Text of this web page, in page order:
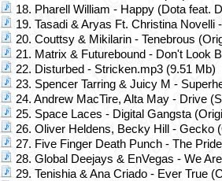
18. Pharell William - Happy (Dota feat.
19. Tasadi & Aryas Ft. Christina
20. Couttsy & Mikilarin - Tenebrous
21. Matrix & Futurebound - Don't Look
22. Disturbed - Stricken.mp3 (9.51 Mb)
23. Spencer Tarring & Juicy M -
24. Andrew MacTire, Alta May - Drive
25. Space Laces - Digital Gangsta
26. Oliver Heldens, Becky Hill - Gecko
27. Five Finger Death Punch - The
28. Global Deejays & EnVegas - We
29. Tenishia & Ana Criado - Ever True